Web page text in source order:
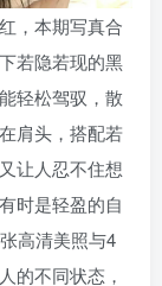
，本期写真合
若隐若现的黑
轻松驾驭，散
肩头，搭配若
让人忍不住想
时是轻盈的自
高清美照与4
的不同状态，